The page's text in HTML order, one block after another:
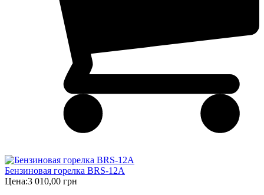
Бензиновая горелка BRS-12A
Цена:3 010,00 грн